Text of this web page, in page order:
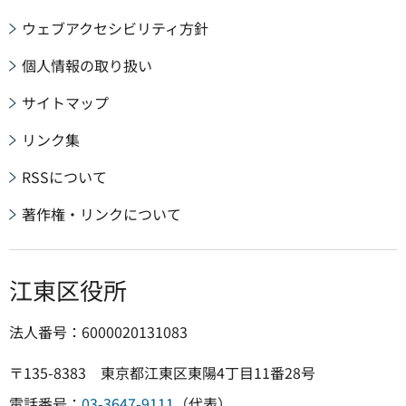
ウェブアクセシビリティ方針
個人情報の取り扱い
サイトマップ
リンク集
RSSについて
著作権・リンクについて
江東区役所
法人番号：6000020131083
〒135-8383 東京都江東区東陽4丁目11番28号